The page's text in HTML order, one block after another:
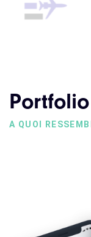
Portfolio
A QUOI